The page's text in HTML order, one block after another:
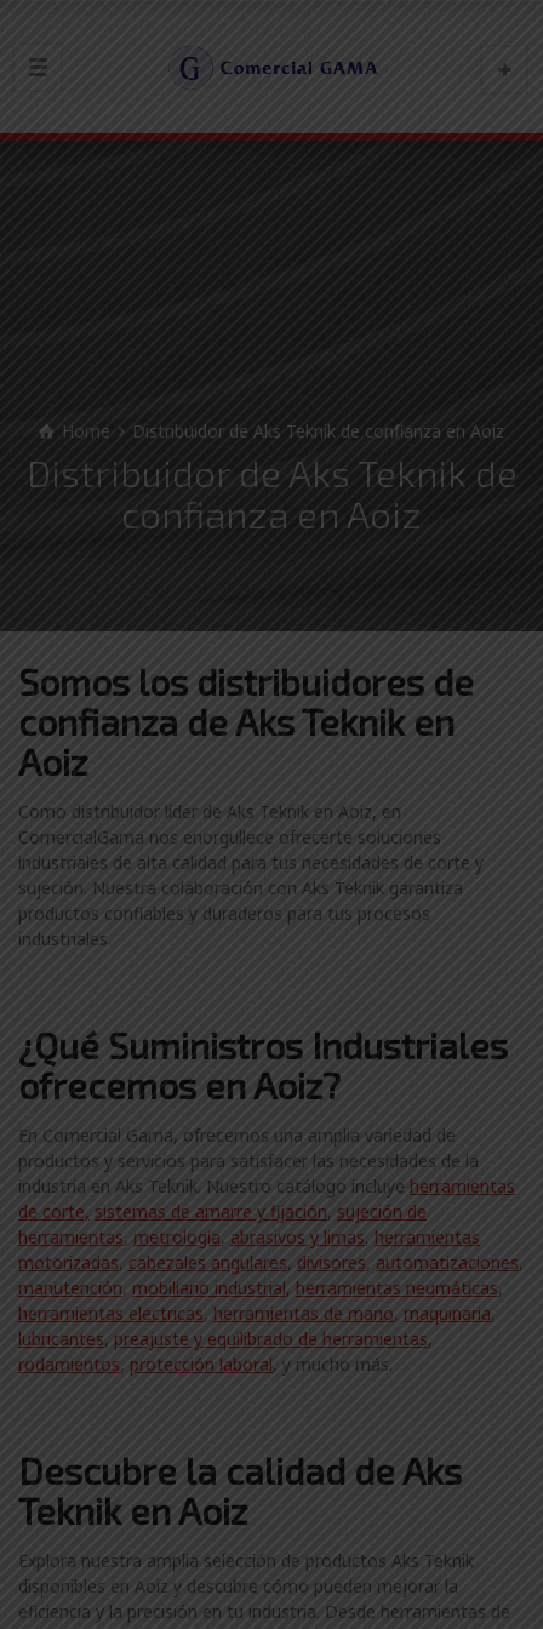
Home Distribuidor de Aks Teknik de confianza en Aoiz
Distribuidor de Aks Teknik de
confianza en Aoiz
Somos los distribuidores de
confianza de Aks Teknik en
Aoiz
Como distribuidor líder de Aks Teknik en Aoiz, en
ComercialGama nos enorgullece ofrecerte soluciones
industriales de alta calidad para tus necesidades de corte y
sujeción. Nuestra colaboración con Aks Teknik garantiza
productos confiables y duraderos para tus procesos
industriales.
¿Qué Suministros Industriales
ofrecemos en Aoiz?
En Comercial Gama, ofrecemos una amplia variedad de
productos y servicios para satisfacer las necesidades de la
industria en Aks Teknik. Nuestro catálogo incluye herramientas
de corte, sistemas de amarre y fijación, sujeción de
herramientas, metrología, abrasivos y limas, herramientas
motorizadas, cabezales angulares, divisores, automatizaciones,
manutención, mobiliario industrial, herramientas neumáticas,
herramientas eléctricas, herramientas de mano, maquinaria,
lubricantes, preajuste y equilibrado de herramientas,
rodamientos, protección laboral, y mucho más.
Descubre la calidad de Aks
Teknik en Aoiz
Explora nuestra amplia selección de productos Aks Teknik
disponibles en Aoiz y descubre cómo pueden mejorar la
eficiencia y la precisión en tu industria. Desde herramientas de